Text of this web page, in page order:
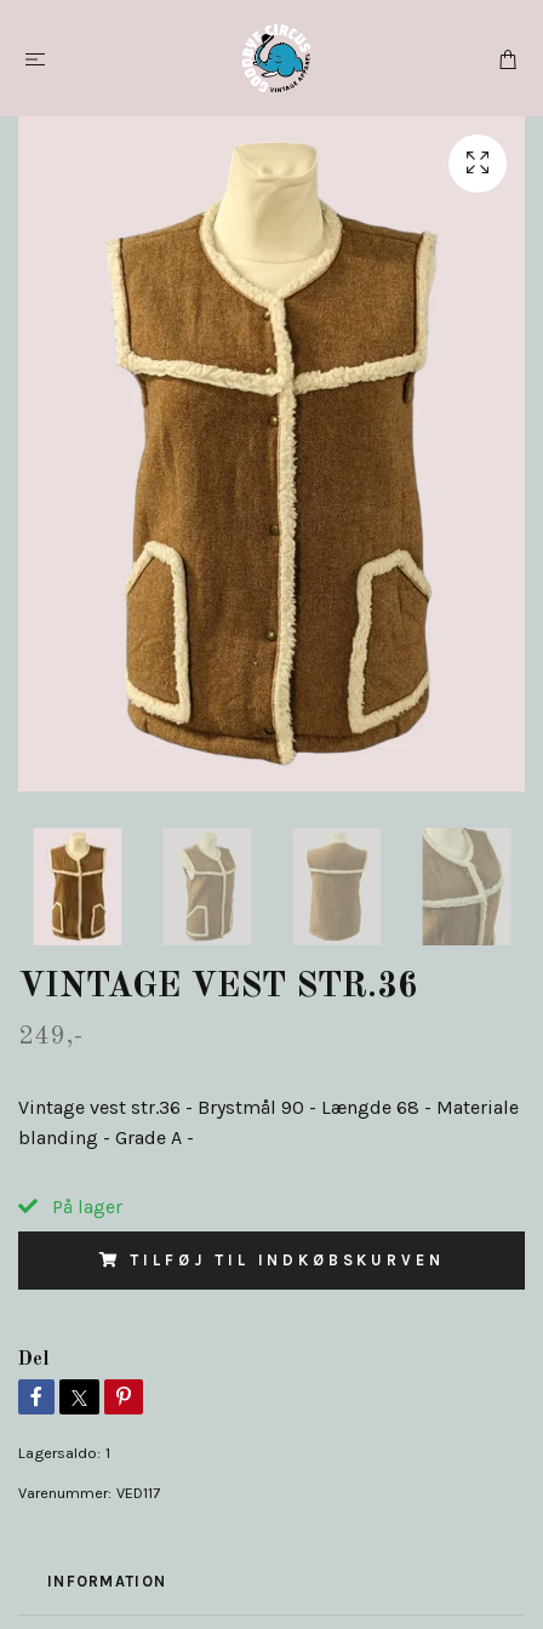
VINTAGE VEST STR.36
249,-
Vintage vest str.36 - Brystmål 90 - Længde 68 - Materiale
blanding - Grade A -
På lager
TILFØJ TIL INDKØBSKURVEN
Del
Lagersaldo: 1
Varenummer: VED117
INFORMATION